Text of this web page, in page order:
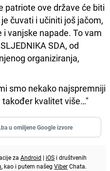
patriote ove države će biti
čuvati i učiniti još jačom,
vanjske napade. To vam
SDA, od
organiziranja,
smo nekako najspremniji
kvalitet više…"
u omiljene Google izvore
za Android | iOS i društvenih
, kao i putem našeg ViberChata.